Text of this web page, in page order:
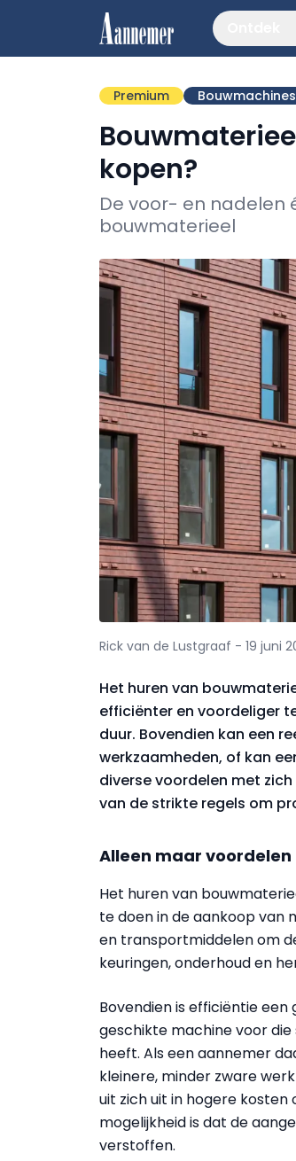
Premium Bouwmachines
kopen?
De voor- en nadelen
bouwmaterieel
Rick van de Lustgraaf - 19 juni
Het huren van
efficiënter en voordeliger
duur. Bovendien kan een
werkzaamheden, of kan
diverse voordelen met
van de strikte regels om
Alleen maar voordelen
Het huren van
te doen in de aankoop van
en transportmiddelen om
keuringen, onderhoud en
Bovendien is efficiëntie
geschikte machine voor
heeft. Als een aannemer
kleinere, minder zware
uit zich uit in hogere
mogelijkheid is dat de
verstoffen.